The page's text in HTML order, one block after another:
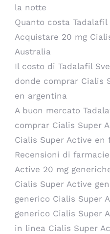
la notte
Quanto costa Tadalafil
Acquistare 20 mg
Australia
Il costo di Tadalafil
donde comprar Cialis
en argentina
A buon mercato
comprar Cialis Super
Cialis Super Active en
Recensioni di
Active 20 mg
Cialis Super Active
generico Cialis Super
generico Cialis Super
in linea Cialis Super